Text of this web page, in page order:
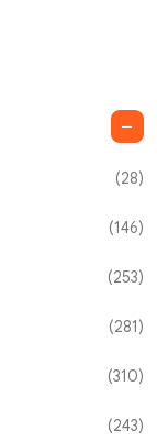
(28)
(146)
(253)
(281)
(310)
(243)